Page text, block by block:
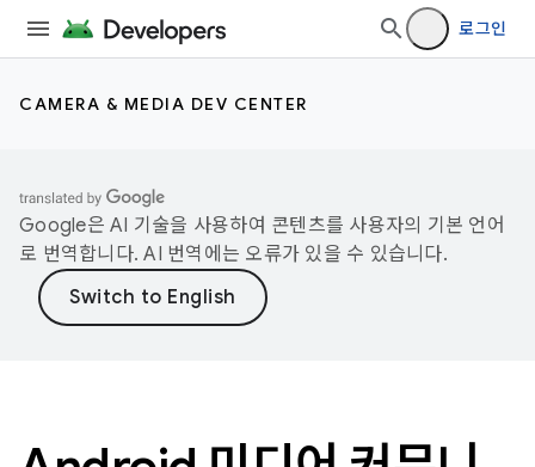
로그인
CAMERA & MEDIA DEV CENTER
Google은 AI 기술을 사용하여 콘텐츠를 사용자의 기본 언어
로 번역합니다. AI 번역에는 오류가 있을 수 있습니다.